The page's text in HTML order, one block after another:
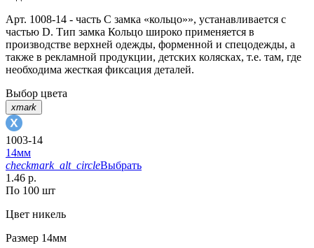
Арт. 1008-14 - часть C замка «кольцо»», устанавливается с
частью D. Тип замка Кольцо широко применяется в
производстве верхней одежды, форменной и спецодежды, а
также в рекламной продукции, детских колясках, т.е. там, где
необходима жесткая фиксация деталей.
Выбор цвета
xmark
1003-14
14мм
checkmark_alt_circleВыбрать
1.46 р.
По 100 шт
Цвет никель
Размер 14мм